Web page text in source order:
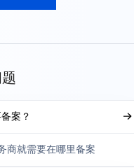
案？
商就需要在哪里备案